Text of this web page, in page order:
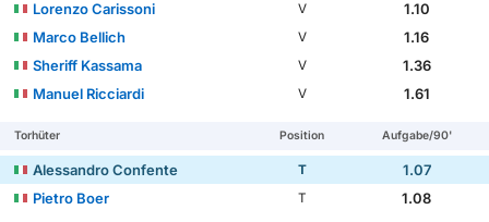
Lorenzo Carissoni
V
1.10
Marco Bellich
V
1.16
Sheriff Kassama
V
1.36
Manuel Ricciardi
V 1.61
Torhüter Position Aufgabe/90'
Alessandro Confente T
1.07
Pietro Boer
T 1.08